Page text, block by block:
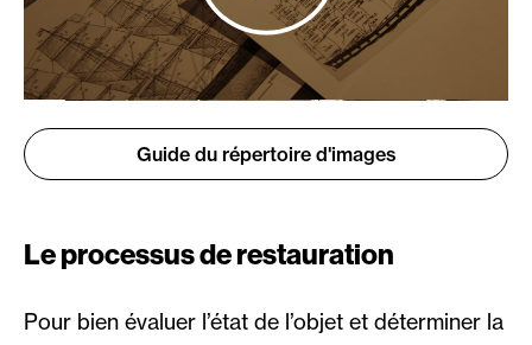
Guide du répertoire d'images
Le processus de restauration
Pour bien évaluer l’état de l’objet et déterminer la